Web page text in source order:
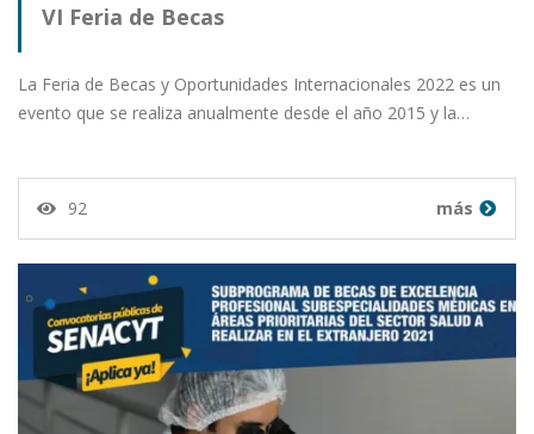
VI Feria de Becas
La Feria de Becas y Oportunidades Internacionales 2022 es un
evento que se realiza anualmente desde el año 2015 y la…
92 más